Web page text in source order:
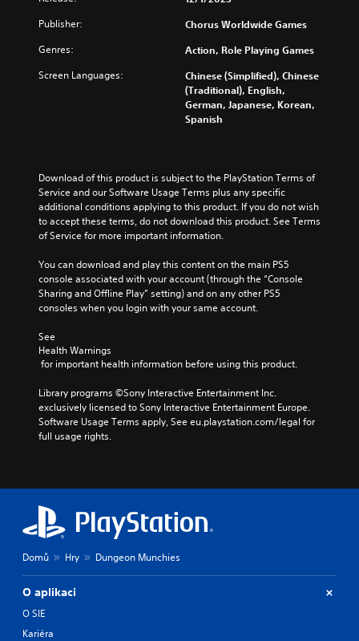
Publisher: Chorus Worldwide Games
Genres: Action, Role Playing Games
Screen Languages:
Chinese (Simplified), Chinese
(Traditional), English,
German, Japanese, Korean,
Spanish
Download of this product is subject to the PlayStation Terms of
Service and our Software Usage Terms plus any specific
additional conditions applying to this product. If you do not wish
to accept these terms, do not download this product. See Terms
of Service for more important information.
You can download and play this content on the main PS5
console associated with your account (through the “Console
Sharing and Offline Play” setting) and on any other PS5
consoles when you login with your same account.
See
Health Warnings
for important health information before using this product.
Library programs ©Sony Interactive Entertainment Inc.
exclusively licensed to Sony Interactive Entertainment Europe.
Software Usage Terms apply, See eu.playstation.com/legal for
full usage rights.
Domů Hry Dungeon Munchies
O aplikaci
O SIE
Kariéra